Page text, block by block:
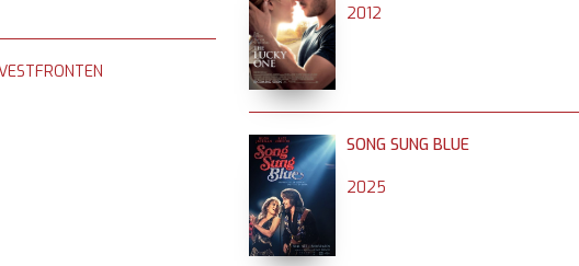
2012
SONG SUNG BLUE
2025